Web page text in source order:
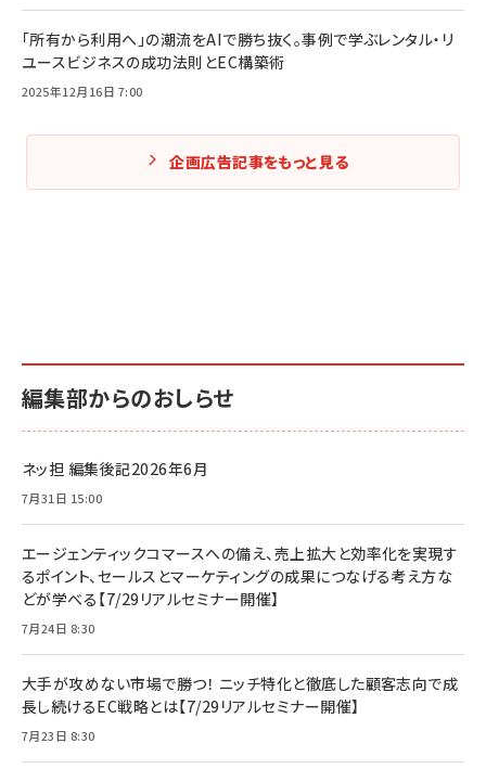
「所有から利用へ」の潮流をAIで勝ち抜く。事例で学ぶレンタル・リ
ユースビジネスの成功法則とEC構築術
2025年12月16日 7:00
企画広告記事をもっと見る
編集部からのおしらせ
ネッ担 編集後記2026年6月
7月31日 15:00
エージェンティックコマースへの備え、売上拡大と効率化を実現す
るポイント、セールスとマーケティングの成果につなげる考え方な
どが学べる【7/29リアルセミナー開催】
7月24日 8:30
大手が攻めない市場で勝つ！ ニッチ特化と徹底した顧客志向で成
長し続けるEC戦略とは【7/29リアルセミナー開催】
7月23日 8:30